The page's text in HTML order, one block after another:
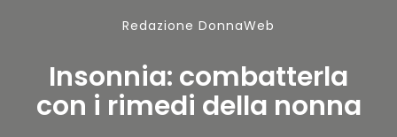
Redazione DonnaWeb
Insonnia: combatterla
con i rimedi della nonna